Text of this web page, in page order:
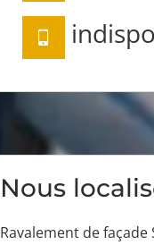
Nous
Ravalement de